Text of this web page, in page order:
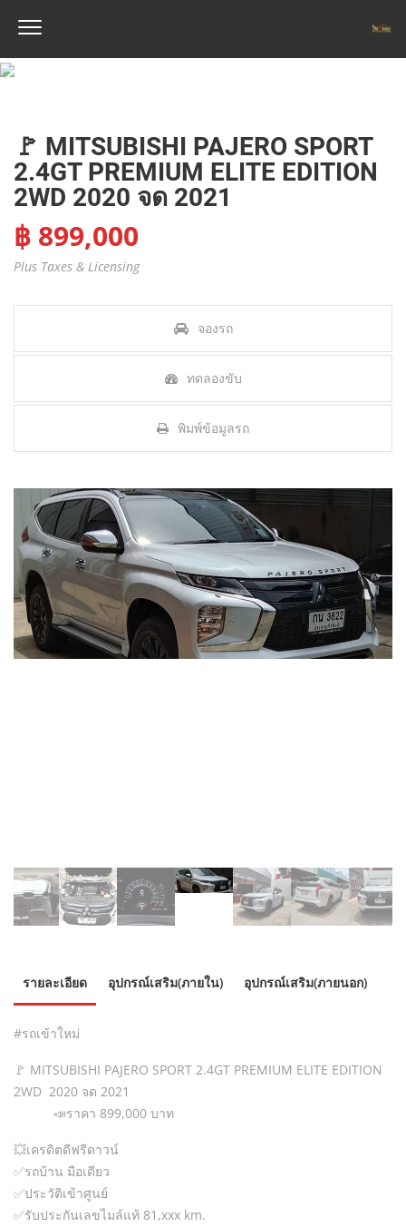
🚩 MITSUBISHI PAJERO SPORT
2.4GT PREMIUM ELITE EDITION
2WD 2020 จด 2021
฿ 899,000
Plus Taxes & Licensing
จองรถ
ทดลองขับ
พิมพ์ข้อมูลรถ
รายละเอียด อุปกรณ์เสริม(ภายใน) อุปกรณ์เสริม(ภายนอก)
#รถเข้าใหม่
🚩 MITSUBISHI PAJERO SPORT 2.4GT PREMIUM ELITE EDITION
2WD 2020 จด 2021
📣ราคา 899,000 บาท
💥เครดิตดีฟรีดาวน์
✅️รถบ้าน มือเดียว
✅️ประวัติเข้าศูนย์
✅️รับประกันเลขไมล์แท้ 81,xxx km.